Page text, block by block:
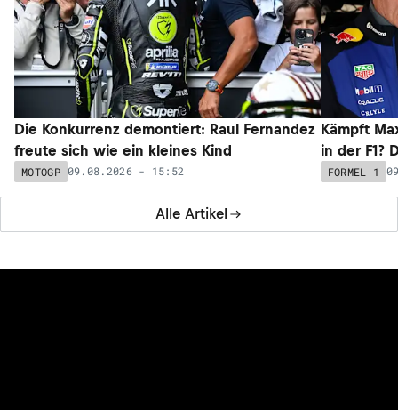
Alle Artikel
Die Konkurrenz demontiert: Raul Fernandez
freute sich wie ein kleines Kind
MOTOGP 09.08.2026 - 15:52
Kämpft
in der F1?
FORMEL 1